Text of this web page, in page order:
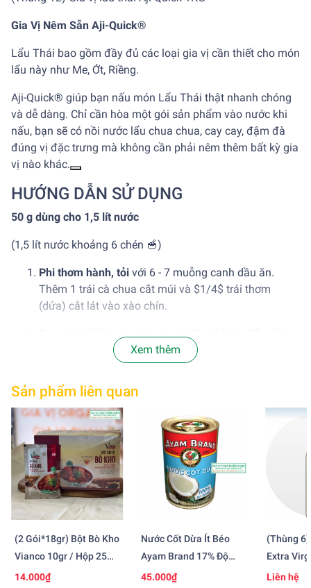
Gia Vị Nêm Sẵn Aji-Quick®
Lẩu Thái bao gồm đầy đủ các loại gia vị cần thiết cho món
lẩu này như Me, Ớt, Riềng.
Aji-Quick® giúp bạn nấu món Lẩu Thái thật nhanh chóng
và dễ dàng. Chỉ cần hòa một gói sản phẩm vào nước khi
nấu, bạn sẽ có nồi nước lẩu chua chua, cay cay, đậm đà
đúng vị đặc trưng mà không cần phải nêm thêm bất kỳ gia
vị nào khác.
HƯỚNG DẪN SỬ DỤNG
50 g dùng cho 1,5 lít nước
(1,5 lít nước khoảng 6 chén 🥣)
Phi thơm hành, tỏi với 6 - 7 muỗng canh dầu ăn.
Thêm 1 trái cà chua cắt múi và $1/4$ trái thơm
(dứa) cắt lát vào xào chín.
Đun sôi 1,5 lít nước.Cho 1 gói
Quick® Lẩu Thái
vào, khuấy đều tay. (1,5 lit)
hơn. Đun sôi lại và thưởng thức. Dùng chung với hải
sản, thịt cá và rau.
Xem thêm
Sản phẩm liên quan
(2 Gói*18gr) Bột Bò Kho
Vianco 10gr / Hộp 25
Gói
14.000₫
Nước Cốt Dừa Ít Béo
Ayam Brand 17% Độ
Béo (400ml)
45.000₫
(Thùng
Extra
(750ml)
Liên hệ